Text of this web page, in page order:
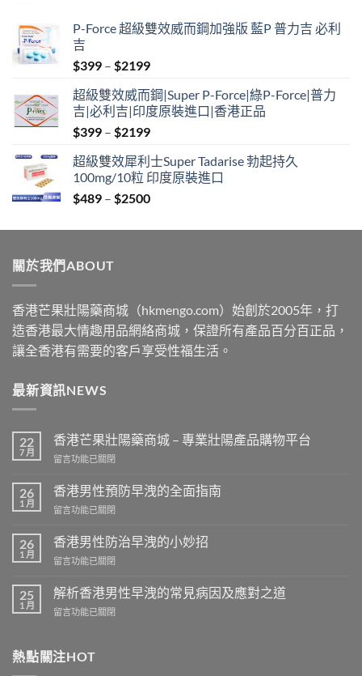
P-Force 超級雙效威而鋼加強版 藍P 普力吉 必利
吉
$399 – $2199Price
$399
through
$2199
超級雙效威而鋼|Super P-Force|綠P-Force|普力
吉|必利吉|印度原裝進口|香港正品
$399 – $2199Price
$399
through
$2199
超級雙效犀利士Super Tadarise 勃起持久
100mg/10粒 印度原裝進口
$489 – $2500Price
$489
關於我們ABOUT
香港芒果壯陽藥商城（hkmengo.com）始創於2005年，打
造香港最大情趣用品網絡商城，保證所有產品百分百正品，
讓全香港有需要的客戶享受性福生活。
最新資訊NEWS
22
7 月
香港芒果壯陽藥商城 – 專業壯陽產品購物平台
在
港
芒
果
陽
藥
商
–
專
陽
產
留言功能已關閉
26
1 月
香港男性預防早洩的全面指南
在
港
男
性
防
早
洩
面
留言功能已關閉
26
1 月
香港男性防治早洩的小妙招
在
港
男
性
早
留言功能已關閉
25
1 月
解析香港男性早洩的常見病因及應對之道
在
香
港
留言功能已關閉
熱點關注HOT